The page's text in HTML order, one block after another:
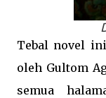
Tebal novel
oleh Gultom
semua